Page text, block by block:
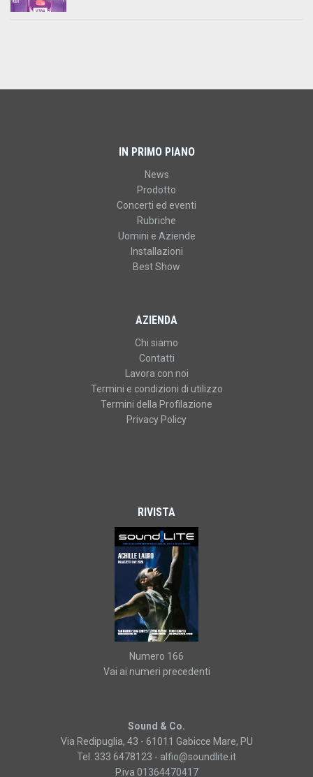
IN PRIMO PIANO
News
Prodotto
Concerti ed eventi
Rubriche
Uomini e Aziende
Installazioni
Best Show
AZIENDA
Chi siamo
Contatti
Lavora con noi
Termini e condizioni di utilizzo
Termini della Profilazione
Privacy Policy
RIVISTA
Numero 166
Vai ai numeri precedenti
Sound & Co.
Via Redipuglia, 43 - 61011 Gabicce Mare, PU
Tel. 333 6478123 - alfio@soundlite.it
P.iva 01364470417